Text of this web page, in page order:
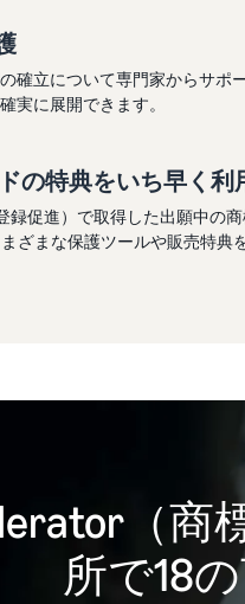
確立について専門家からサポ
実に展開できます。
の特典をいち早く利
録促進）で取得した出願中の
ざまな保護ツールや販売特典
（
所で18